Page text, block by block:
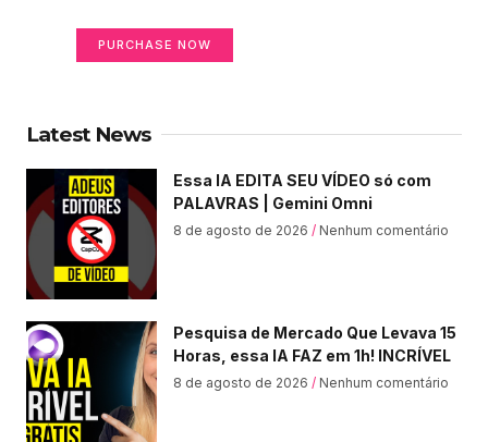
PURCHASE NOW
Latest News
Essa IA EDITA SEU VÍDEO só com
PALAVRAS | Gemini Omni
8 de agosto de 2026 Nenhum comentário
Pesquisa de Mercado Que Levava 15
Horas, essa IA FAZ em 1h! INCRÍVEL
8 de agosto de 2026 Nenhum comentário